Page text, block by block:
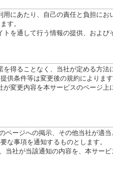
用にあたり、自己の責任と負担に
す。
トを通して行う情報の提供、および
を得ることなく、当社が定める方
供条件等は変更後の規約によります
が変更内容を本サービスのページ
ページへの掲示、その他当社が適
な事項を通知するものとします。
当社が当該通知の内容を、本サー